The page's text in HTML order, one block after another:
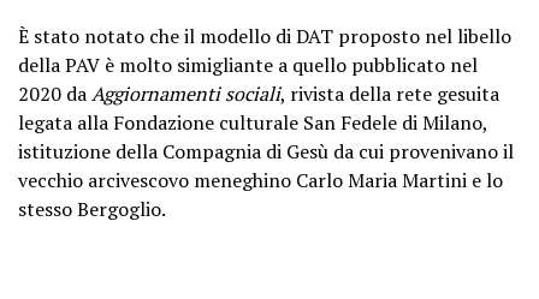
È stato notato che il modello di DAT proposto nel libello
della PAV è molto simigliante a quello pubblicato nel
2020 daAggiornamenti sociali, rivista della rete gesuita
legata alla Fondazione culturale San Fedele di Milano,
istituzione della Compagnia di Gesù da cui provenivano il
vecchio arcivescovo meneghino Carlo Maria Martini e lo
stesso Bergoglio.